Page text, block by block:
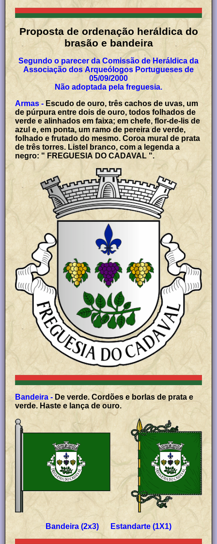
Proposta de ordenação heráldica do
brasão e bandeira
Segundo o parecer da Comissão de Heráldica da
Associação dos Arqueólogos Portugueses de
05/09/2000
Não adoptada pela freguesia.
Armas - Escudo de ouro, três cachos de uvas, um
de púrpura entre dois de ouro, todos folhados de
verde e alinhados em faixa; em chefe, flor-de-lis de
azul e, em ponta, um ramo de pereira de verde,
folhado e frutado do mesmo. Coroa mural de prata
de três torres. Listel branco, com a legenda a
negro: " FREGUESIA DO CADAVAL ".
Bandeira - De verde. Cordões e borlas de prata e
verde. Haste e lança de ouro.
Bandeira (2x3) Estandarte (1X1)